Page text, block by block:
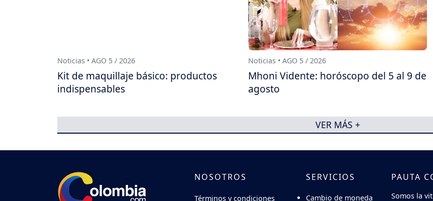
Noticias • AGO 5 / 2026
Kit de maquillaje básico: productos
indispensables
Noticias • AGO 5 / 2026
Mhoni Vidente: horóscopo del 5 al 9 de
agosto
VER MÁS +
NOSOTROS
Términos y condiciones
SERVICIOS
Cambio de moneda
PAUTA
Somos la